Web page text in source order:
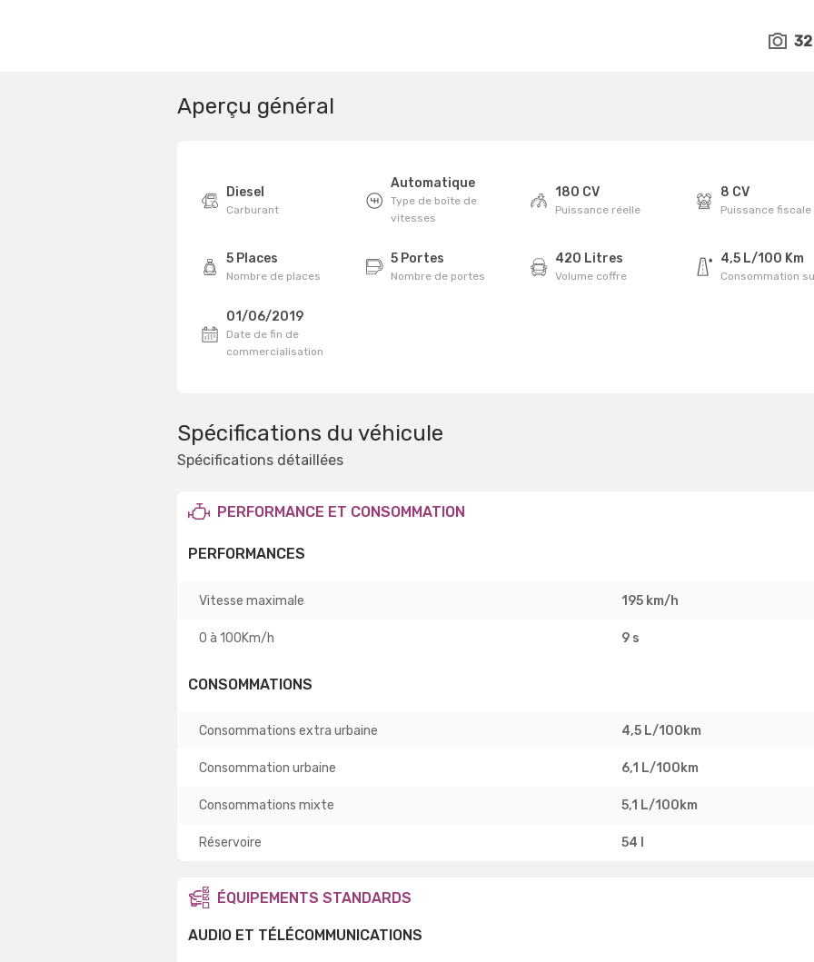
32
Aperçu général
Diesel
Carburant
Automatique
Type de boîte de
vitesses
180 CV
Puissance réelle
8 CV
Puissance fiscale
5 Places
Nombre de places
5 Portes
Nombre de portes
420 Litres
Volume coffre
4,5 L/100 Km
Consommation
01/06/2019
Date de fin de
commercialisation
Spécifications du véhicule
Spécifications détaillées
PERFORMANCE ET CONSOMMATION
PERFORMANCES
Vitesse maximale 195 km/h
0 à 100Km/h 9 s
CONSOMMATIONS
Consommations extra urbaine 4,5 L/100km
Consommation urbaine 6,1 L/100km
Consommations mixte 5,1 L/100km
Réservoire 54 l
ÉQUIPEMENTS STANDARDS
AUDIO ET TÉLÉCOMMUNICATIONS